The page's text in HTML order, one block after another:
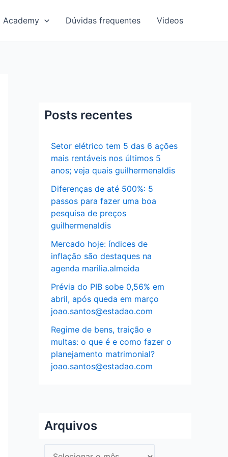
Academy Dúvidas frequentes Videos
Posts recentes
Setor elétrico tem 5 das 6 ações
mais rentáveis nos últimos 5
anos; veja quais guilhermenaldis
Diferenças de até 500%: 5
passos para fazer uma boa
pesquisa de preços
guilhermenaldis
Mercado hoje: índices de
inflação são destaques na
agenda marilia.almeida
Prévia do PIB sobe 0,56% em
abril, após queda em março
joao.santos@estadao.com
Regime de bens, traição e
multas: o que é e como fazer o
planejamento matrimonial?
joao.santos@estadao.com
Arquivos